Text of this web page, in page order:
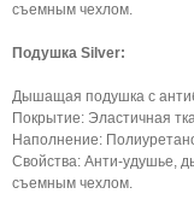
съемным чехлом.
Подушка Silver:
Дышащая подушка с
Покрытие: Эластичная
Наполнение:
Свойства: Анти-удушье,
съемным чехлом.